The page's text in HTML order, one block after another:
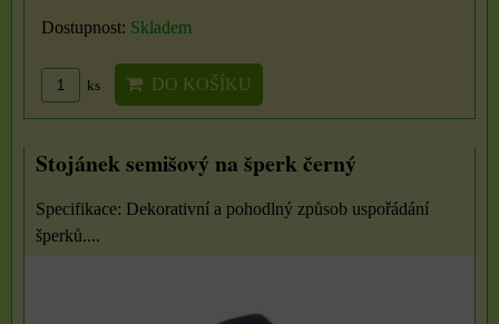
Dostupnost: Skladem
ks DO KOŠÍKU
Stojánek semišový na šperk černý
Specifikace: Dekorativní a pohodlný způsob uspořádání
šperků....